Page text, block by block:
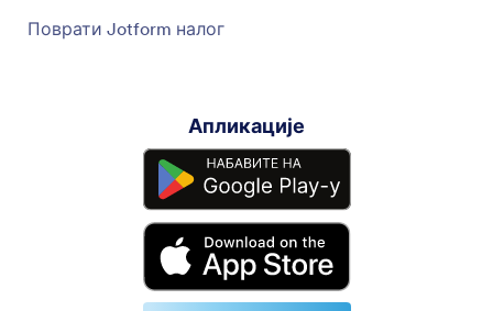
Поврати Jotform налог
Апликације